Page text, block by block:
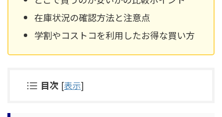
在庫状況の確認方法と注意点
学割やコストコを利用したお得な買い方
目次 [表示]